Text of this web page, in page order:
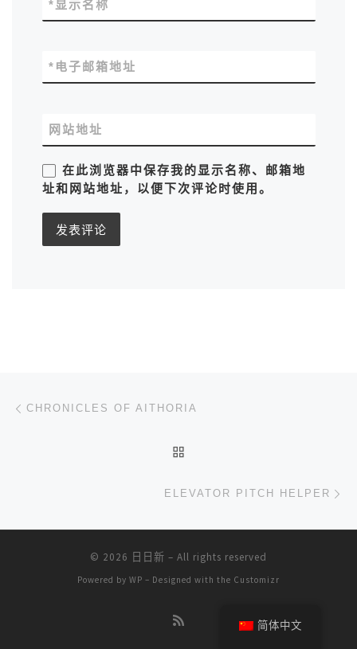
显示名称
*
电子邮箱地址
*
网站地址
在此浏览器中保存我的显示名称、邮箱地
址和网站地址，以便下次评论时使用。
文章导航
CHRONICLES OF AITHORIA
ELEVATOR PITCH HELPER
© 2026 日日新 – All rights reserved
Powered by WP – Designed with the Customizr
简体中文